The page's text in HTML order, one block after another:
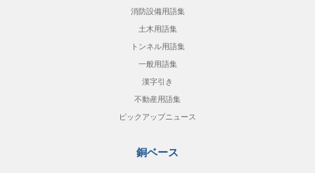
消防設備用語集
土木用語集
トンネル用語集
一般用語集
漢字引き
不動産用語集
ピックアップニュース
銅ベース